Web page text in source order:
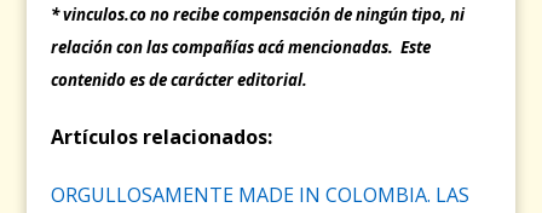
* vinculos.co no recibe compensación de ningún tipo, ni
relación con las compañías acá mencionadas. Este
contenido es de carácter editorial.
Artículos relacionados:
ORGULLOSAMENTE MADE IN COLOMBIA. LAS